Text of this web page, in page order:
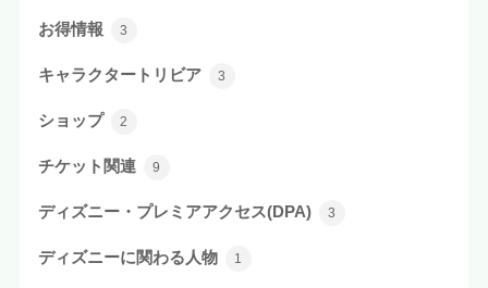
お得情報 3
キャラクタートリビア 3
ショップ 2
チケット関連 9
ディズニー・プレミアアクセス(DPA) 3
ディズニーに関わる人物 1